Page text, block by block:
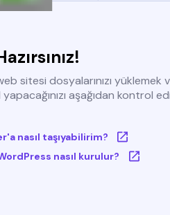
sitesi dosyalarınızı yüklemek
aşağıdan kontrol
nasıl taşıyabilirim?
nasıl kurulur?